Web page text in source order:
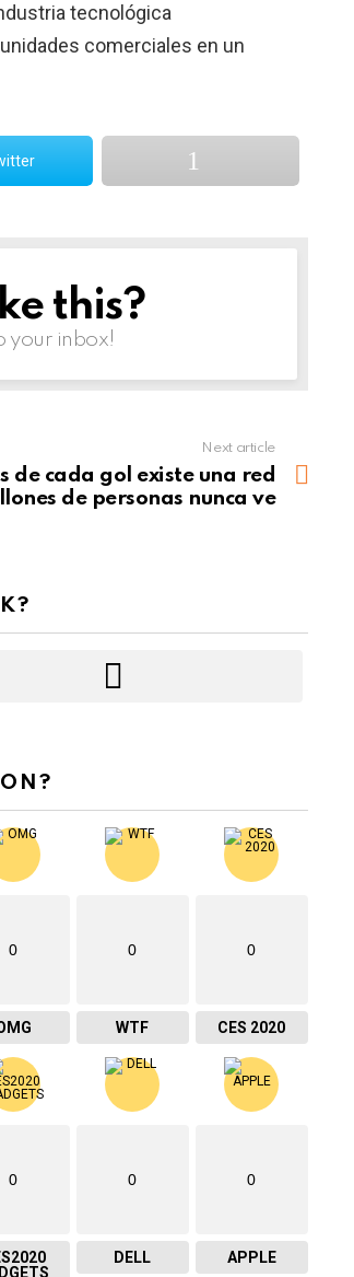
tecnológica
comerciales en un
this?
your inbox!
Next article
de cada gol existe una red
de personas nunca ve
0 0
WTF
0
CES 2020
0 0
DELL
0
APPLE